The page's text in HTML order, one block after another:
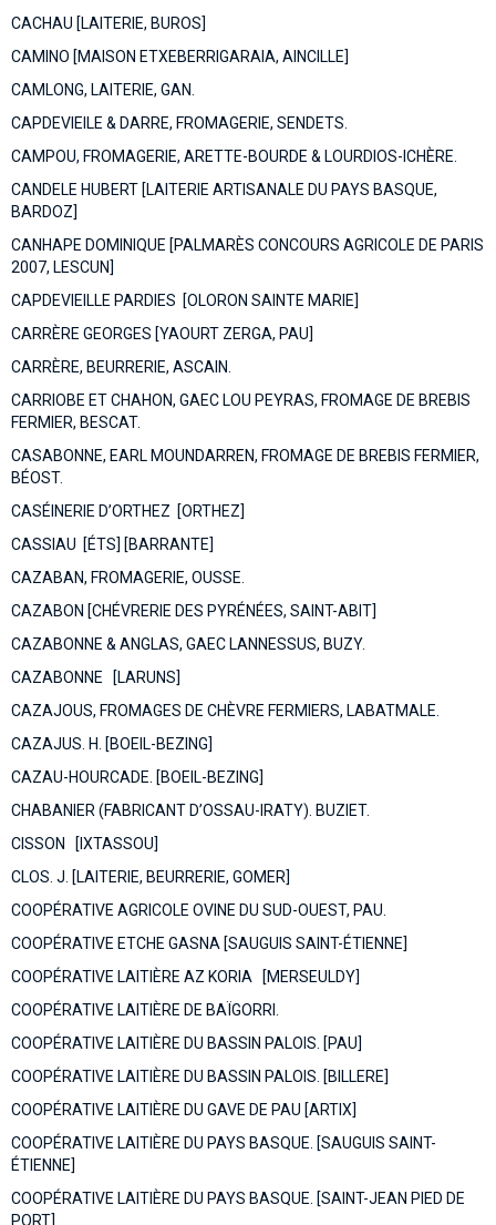
CACHAU [LAITERIE, BUROS]
CAMINO [MAISON ETXEBERRIGARAIA, AINCILLE]
CAMLONG, LAITERIE, GAN.
CAPDEVIEILE & DARRE, FROMAGERIE, SENDETS.
CAMPOU, FROMAGERIE, ARETTE-BOURDE & LOURDIOS-ICHÈRE.
CANDELE HUBERT [LAITERIE ARTISANALE DU PAYS BASQUE,
BARDOZ]
CANHAPE DOMINIQUE [PALMARÈS CONCOURS AGRICOLE DE PARIS
2007, LESCUN]
CAPDEVIEILLE PARDIES [OLORON SAINTE MARIE]
CARRÈRE GEORGES [YAOURT ZERGA, PAU]
CARRÈRE, BEURRERIE, ASCAIN.
CARRIOBE ET CHAHON, GAEC LOU PEYRAS, FROMAGE DE BREBIS
FERMIER, BESCAT.
CASABONNE, EARL MOUNDARREN, FROMAGE DE BREBIS FERMIER,
BÉOST.
CASÉINERIE D’ORTHEZ [ORTHEZ]
CASSIAU [ÉTS] [BARRANTE]
CAZABAN, FROMAGERIE, OUSSE.
CAZABON [CHÉVRERIE DES PYRÉNÉES, SAINT-ABIT]
CAZABONNE & ANGLAS, GAEC LANNESSUS, BUZY.
CAZABONNE [LARUNS]
CAZAJOUS, FROMAGES DE CHÈVRE FERMIERS, LABATMALE.
CAZAJUS. H. [BOEIL-BEZING]
CAZAU-HOURCADE. [BOEIL-BEZING]
CHABANIER (FABRICANT D’OSSAU-IRATY). BUZIET.
CISSON [IXTASSOU]
CLOS. J. [LAITERIE, BEURRERIE, GOMER]
COOPÉRATIVE AGRICOLE OVINE DU SUD-OUEST, PAU.
COOPÉRATIVE ETCHE GASNA [SAUGUIS SAINT-ÉTIENNE]
COOPÉRATIVE LAITIÈRE AZ KORIA [MERSEULDY]
COOPÉRATIVE LAITIÈRE DE BAÏGORRI.
COOPÉRATIVE LAITIÈRE DU BASSIN PALOIS. [PAU]
COOPÉRATIVE LAITIÈRE DU BASSIN PALOIS. [BILLERE]
COOPÉRATIVE LAITIÈRE DU GAVE DE PAU [ARTIX]
COOPÉRATIVE LAITIÈRE DU PAYS BASQUE. [SAUGUIS SAINT-
ÉTIENNE]
COOPÉRATIVE LAITIÈRE DU PAYS BASQUE. [SAINT-JEAN PIED DE
PORT]